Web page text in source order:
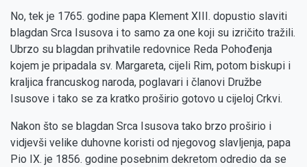
No, tek je 1765. godine papa Klement XIII. dopustio slaviti
blagdan Srca Isusova i to samo za one koji su izričito tražili.
Ubrzo su blagdan prihvatile redovnice Reda Pohođenja
kojem je pripadala sv. Margareta, cijeli Rim, potom biskupi i
kraljica francuskog naroda, poglavari i članovi Družbe
Isusove i tako se za kratko proširio gotovo u cijeloj Crkvi.
Nakon što se blagdan Srca Isusova tako brzo proširio i
vidjevši velike duhovne koristi od njegovog slavljenja, papa
Pio IX. je 1856. godine posebnim dekretom odredio da se